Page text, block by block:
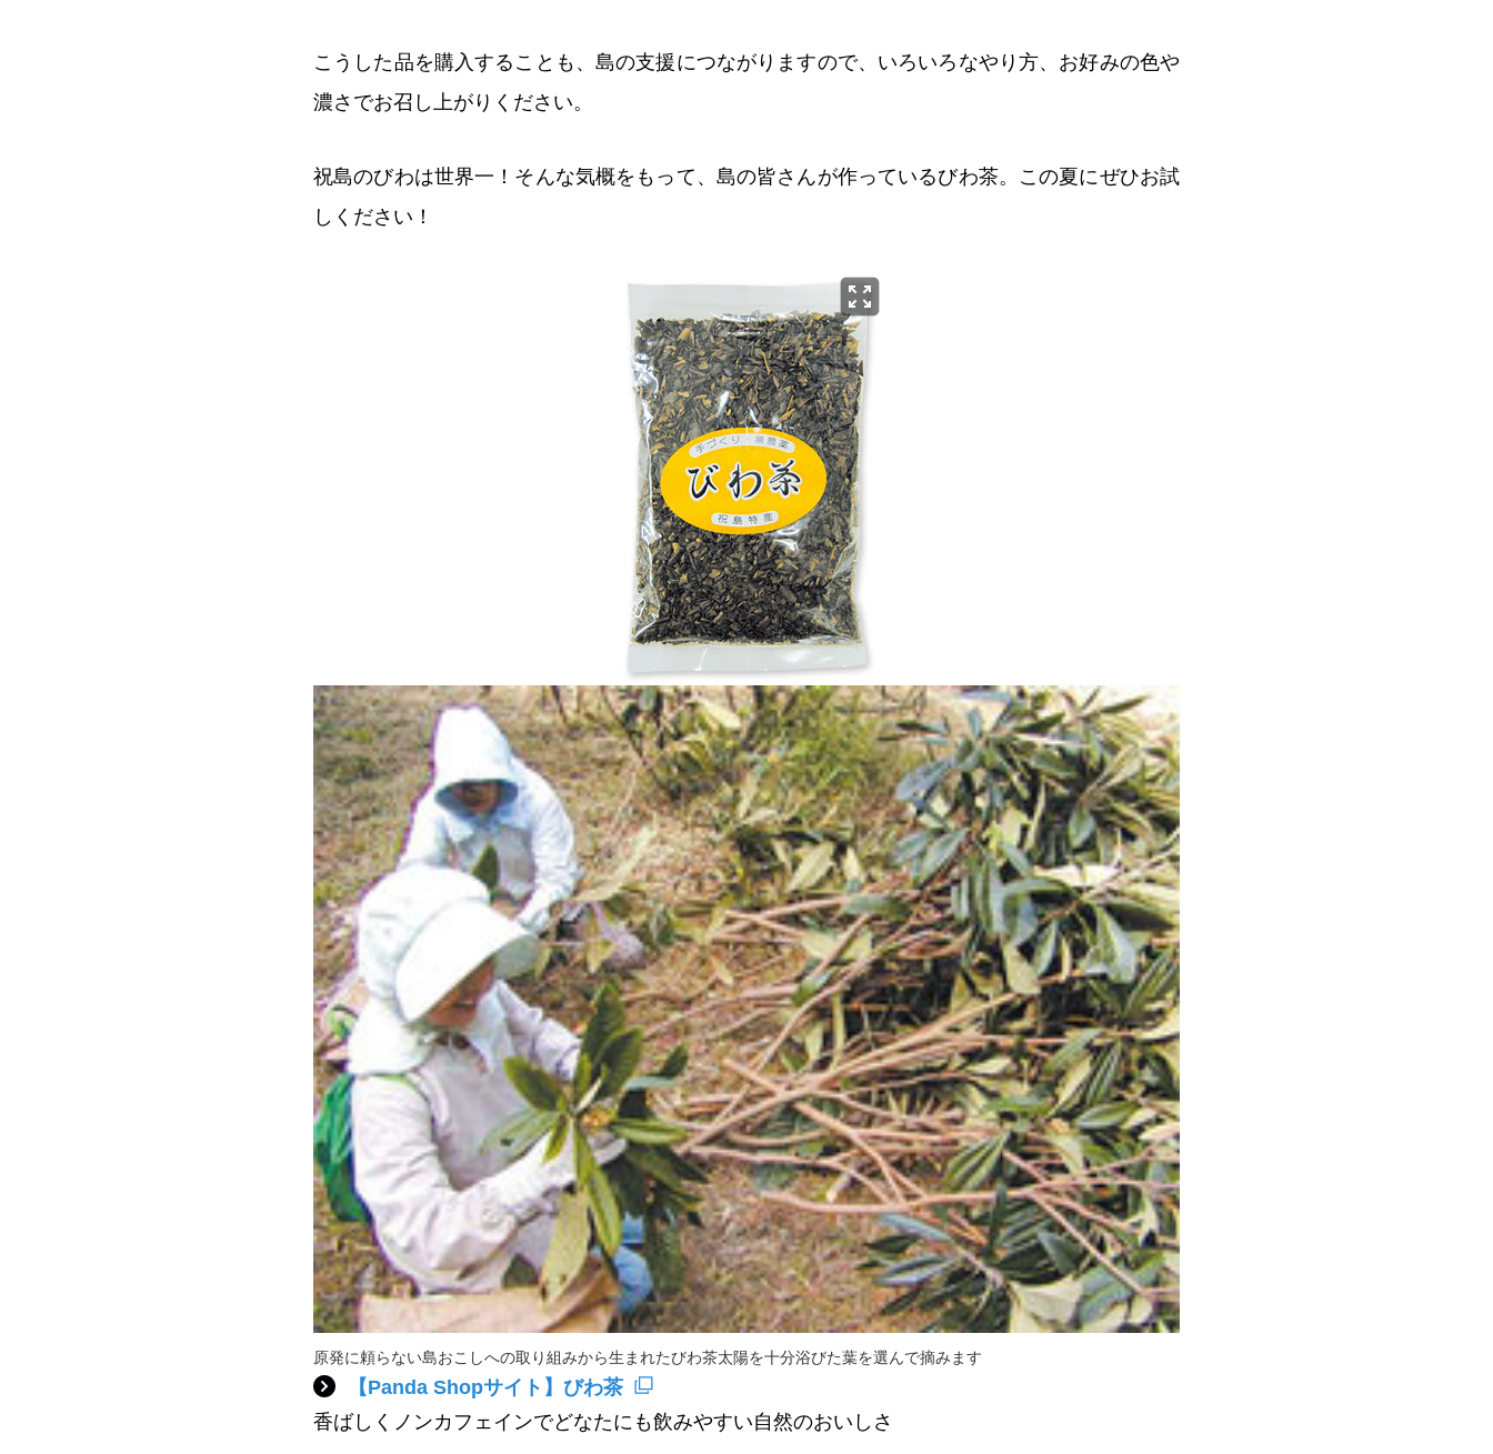
こうした品を購入することも、島の支援につながりますので、いろいろなやり方、お好みの色や
濃さでお召し上がりください。
祝島のびわは世界一！そんな気概をもって、島の皆さんが作っているびわ茶。この夏にぜひお試
しください！
原発に頼らない島おこしへの取り組みから生まれたびわ茶太陽を十分浴びた葉を選んで摘みます
【Panda Shopサイト】びわ茶
香ばしくノンカフェインでどなたにも飲みやすい自然のおいしさ